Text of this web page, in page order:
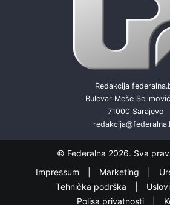
Redakcija
Bulevar Meše
71000 Sarajevo
© Federalna 2026. Sva
Impressum
Marketing
Tehnička podrška
Polisa privatnosti